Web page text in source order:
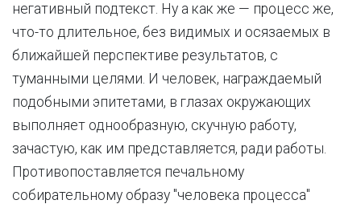
негативный подтекст. Ну а как же — процесс же,
что-то длительное, без видимых и осязаемых в
ближайшей перспективе результатов, с
туманными целями. И человек, награждаемый
подобными эпитетами, в глазах окружающих
выполняет однообразную, скучную работу,
зачастую, как им представляется, ради работы.
Противопоставляется печальному
собирательному образу "человека процесса"